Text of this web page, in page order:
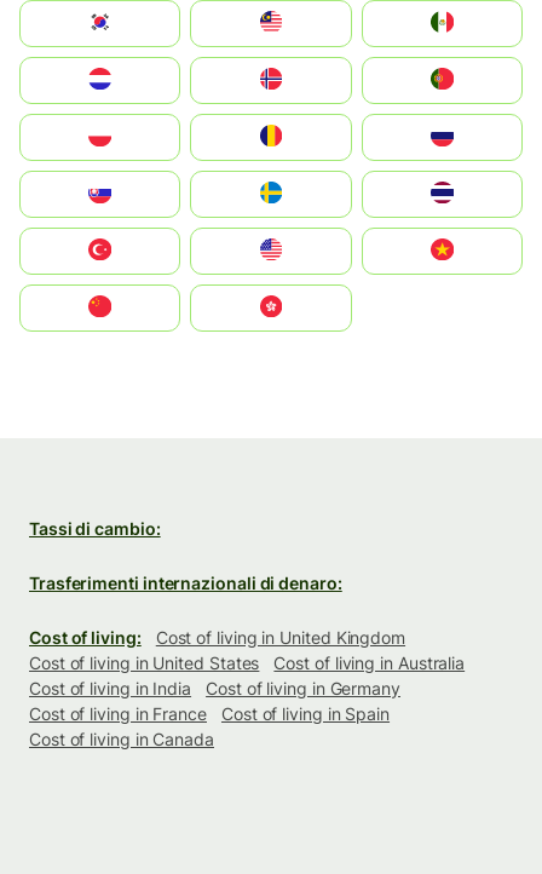
South Korea
United States
中國香港特別行政區
Tassi di cambio:
Trasferimenti internazionali di denaro:
Cost of living:
Cost of living in United Kingdom
Cost of living in United States
Cost of living in Australia
Cost of living in India
Cost of living in Germany
Cost of living in France
Cost of living in Spain
Cost of living in Canada